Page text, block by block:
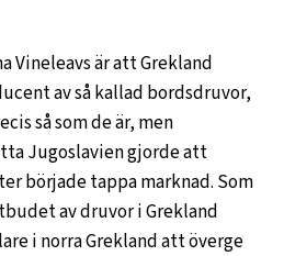
Vineleavs är att Grekland
av så kallad bordsdruvor,
så som de är, men
Jugoslavien gjorde att
började tappa marknad. Som
av druvor i Grekland
i norra Grekland att överge